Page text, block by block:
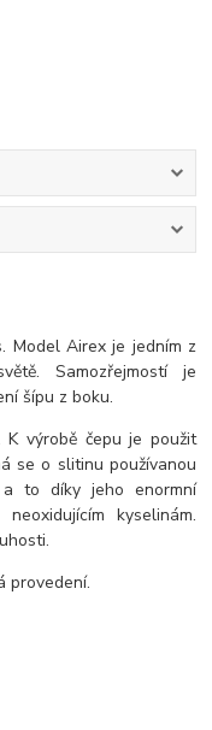
Model Airex je jedním z
Samozřejmostí je
šípu z boku.
výrobě čepu je použit
se o slitinu používanou
a to díky jeho enormní
kyselinám.
provedení.